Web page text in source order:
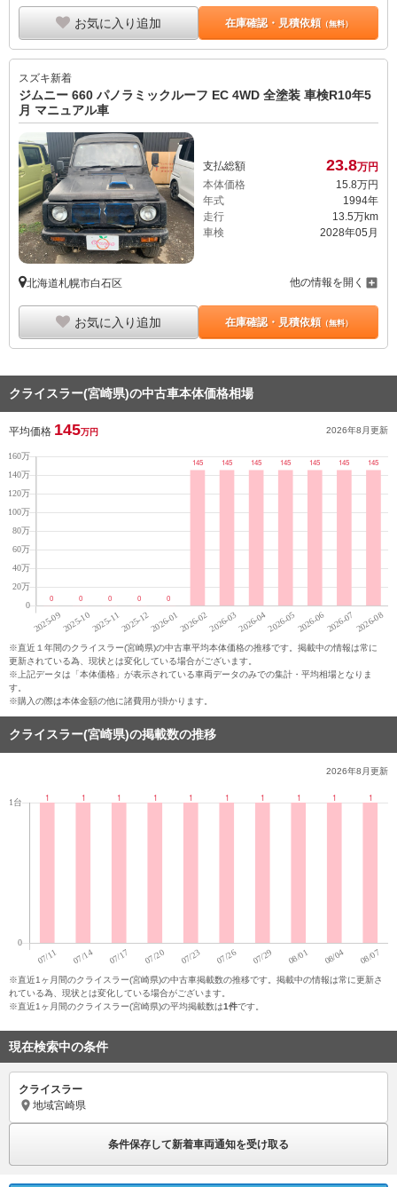
お気に入り追加 在庫確認・見積依頼（無料）
スズキ新着
ジムニー 660 パノラミックルーフ EC 4WD 全塗装 車検R10年5
月 マニュアル車
支払総額 23.8万円
本体価格
15. 8万円
年式
1994年
走行
13.5万km
車検
2028年05月
北海道札幌市白石区 他の情報を開く
お気に入り追加 在庫確認・見積依頼（無料）
クライスラー(宮崎県)の中古車本体価格相場
平均価格 145万円 2026年8月更新
※直近１年間のクライスラー(宮崎県)の中古車平均本体価格の推移です。掲載中の情報は常に
更新されている為、現状とは変化している場合がございます。
※上記データは「本体価格」が表示されている車両データのみでの集計・平均相場となりま
す。
※購入の際は本体金額の他に諸費用が掛かります。
クライスラー(宮崎県)の掲載数の推移
2026年8月更新
※直近1ヶ月間のクライスラー(宮崎県)の中古車掲載数の推移です。掲載中の情報は常に更新さ
れている為、現状とは変化している場合がございます。
※直近1ヶ月間のクライスラー(宮崎県)の平均掲載数は1件です。
現在検索中の条件
クライスラー
地域宮崎県
条件保存して新着車両通知を受け取る